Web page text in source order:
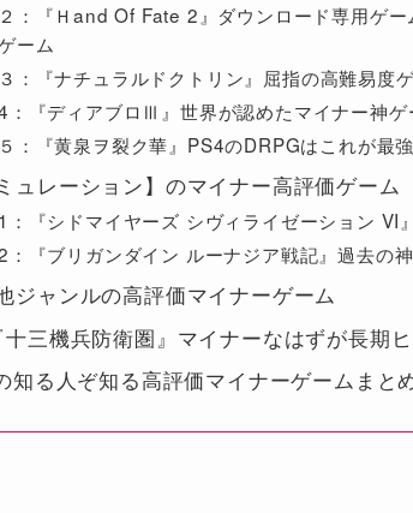
２：『Ｈand Of Fate 2』ダウンロード専用ゲ
ーム
３：『ナチュラルドクトリン』屈指の高難易度
：『ディアブロⅢ』世界が認めたマイナー神ゲ
５：『黄泉ヲ裂ク華』PS4のDRPGはこれが最強
ュレーション】のマイナー高評価ゲーム
1：『シドマイヤーズ シヴィライゼーション VI
：『ブリガンダイン ルーナジア戦記』過去の
ジャンルの高評価マイナーゲーム
十三機兵防衛圏』マイナーなはずが長期
知る人ぞ知る高評価マイナーゲームまと